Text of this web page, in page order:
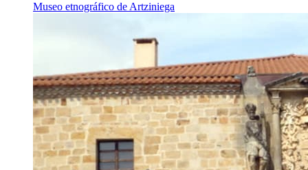
Museo etnográfico de Artziniega